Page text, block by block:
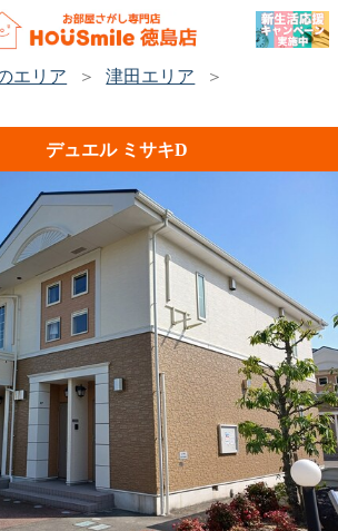
エリア
津田エリア
デュエル ミサキD